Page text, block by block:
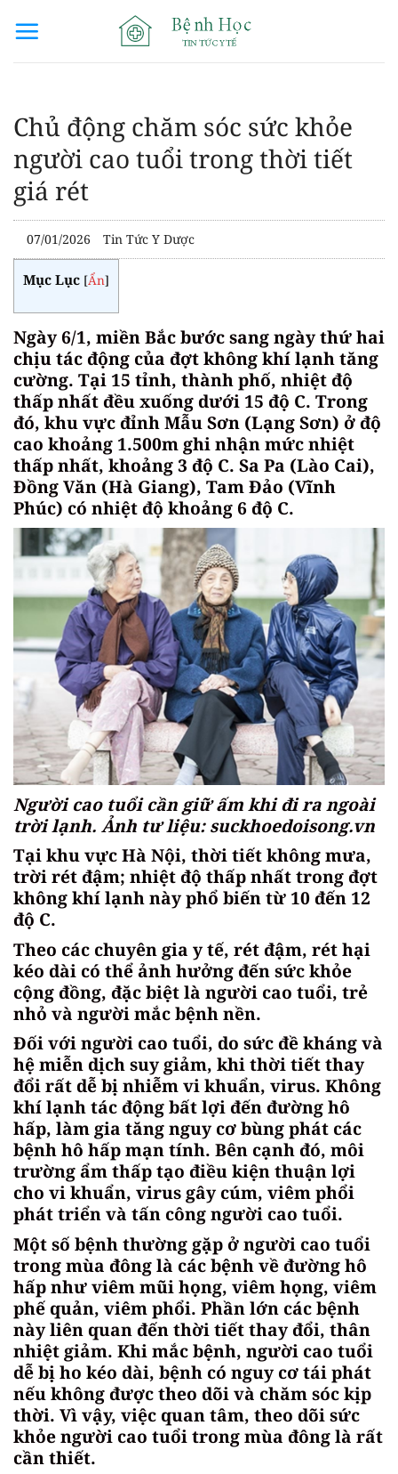
qua
Chủ động chăm sóc sức khỏe
người cao tuổi trong thời tiết
giá rét
07/01/2026 Tin Tức Y Dược
Mục Lục [Ẩn]
Ngày 6/1, miền Bắc bước sang ngày thứ hai
chịu tác động của đợt không khí lạnh tăng
cường. Tại 15 tỉnh, thành phố, nhiệt độ
thấp nhất đều xuống dưới 15 độ C. Trong
đó, khu vực đỉnh Mẫu Sơn (Lạng Sơn) ở độ
cao khoảng 1.500m ghi nhận mức nhiệt
thấp nhất, khoảng 3 độ C. Sa Pa (Lào Cai),
Đồng Văn (Hà Giang), Tam Đảo (Vĩnh
Phúc) có nhiệt độ khoảng 6 độ C.
Người cao tuổi cần giữ ấm khi đi ra ngoài
trời lạnh. Ảnh tư liệu: suckhoedoisong.vn
Tại khu vực Hà Nội, thời tiết không mưa,
trời rét đậm; nhiệt độ thấp nhất trong đợt
không khí lạnh này phổ biến từ 10 đến 12
độ C.
Theo các chuyên gia y tế, rét đậm, rét hại
kéo dài có thể ảnh hưởng đến sức khỏe
cộng đồng, đặc biệt là người cao tuổi, trẻ
nhỏ và người mắc bệnh nền.
Đối với người cao tuổi, do sức đề kháng và
hệ miễn dịch suy giảm, khi thời tiết thay
đổi rất dễ bị nhiễm vi khuẩn, virus. Không
khí lạnh tác động bất lợi đến đường hô
hấp, làm gia tăng nguy cơ bùng phát các
bệnh hô hấp mạn tính. Bên cạnh đó, môi
trường ẩm thấp tạo điều kiện thuận lợi
cho vi khuẩn, virus gây cúm, viêm phổi
phát triển và tấn công người cao tuổi.
Một số bệnh thường gặp ở người cao tuổi
trong mùa đông là các bệnh về đường hô
hấp như viêm mũi họng, viêm họng, viêm
phế quản, viêm phổi. Phần lớn các bệnh
này liên quan đến thời tiết thay đổi, thân
nhiệt giảm. Khi mắc bệnh, người cao tuổi
dễ bị ho kéo dài, bệnh có nguy cơ tái phát
nếu không được theo dõi và chăm sóc kịp
thời. Vì vậy, việc quan tâm, theo dõi sức
khỏe người cao tuổi trong mùa đông là rất
cần thiết.